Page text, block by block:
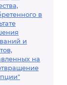
в
и
на